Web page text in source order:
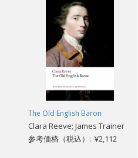
The Old English Baron
Clara Reeve; James Trainer
参考価格（税込）: ¥2,112